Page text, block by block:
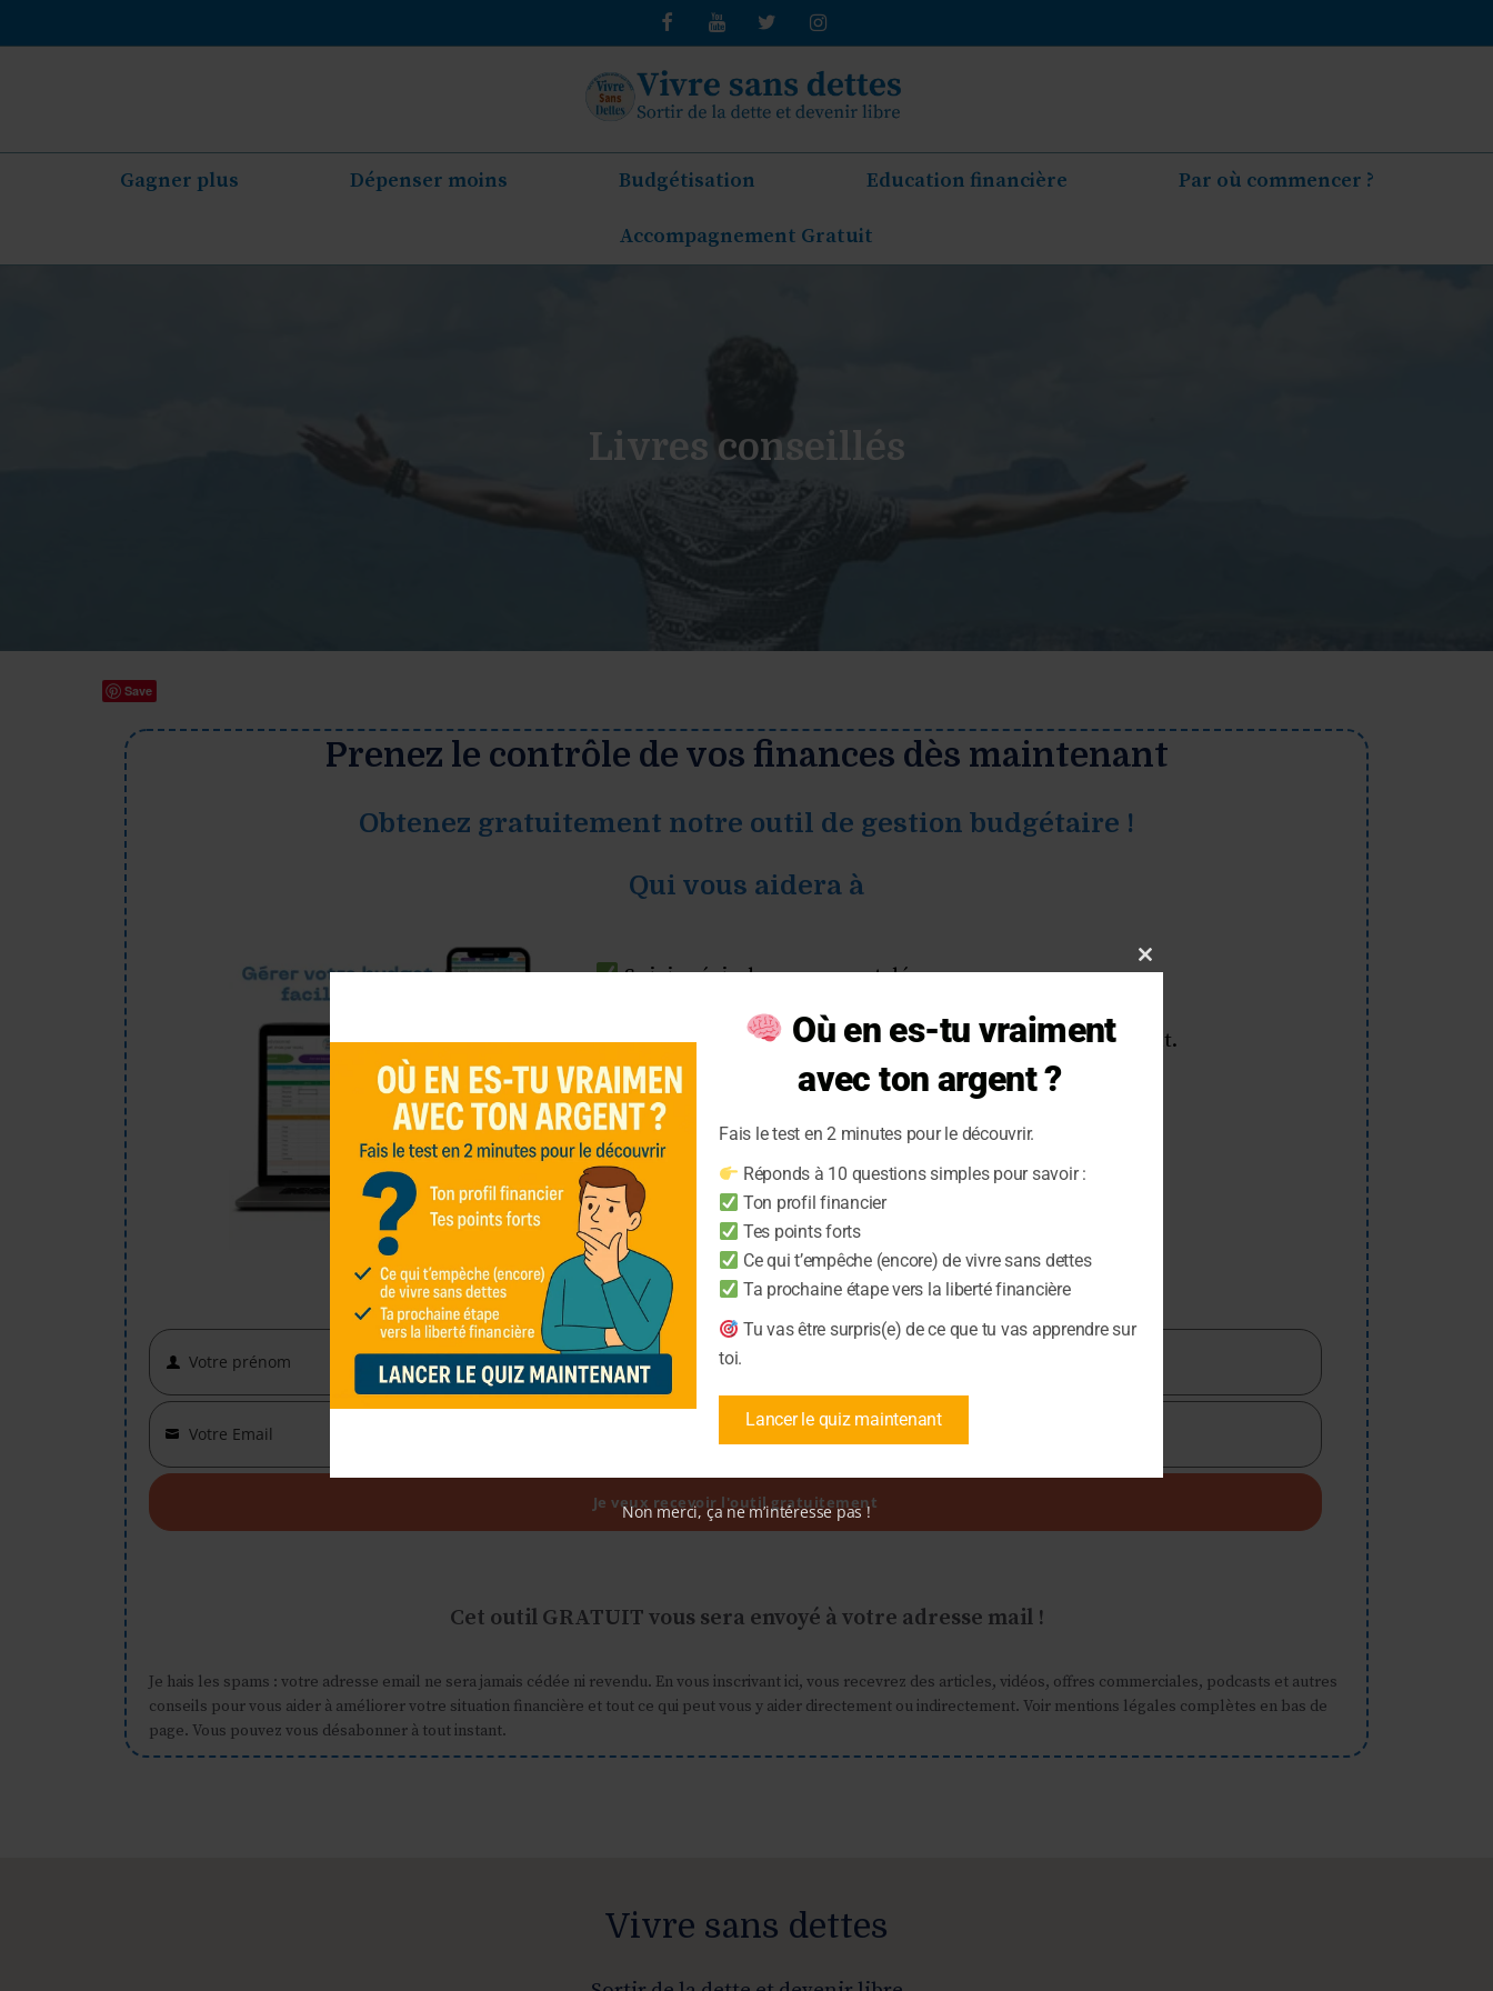
au
Gagner plus Dépenser moins Budgétisation Education financière Par où commencer ?
Accompagnement Gratuit
Livres conseillés
Save
Prenez le contrôle de vos finances dès maintenant
Obtenez gratuitement notre outil de gestion budgétaire !
Qui vous aidera à
Suivi précis des revenus et dépenses.
Planification intelligente pour économiser efficacement.
Contrôle total sur votre situation financière.
First
Name
Votre prénom
Your
email
Votre Email
Je veux recevoir l'outil gratuitement
Cet outil GRATUIT vous sera envoyé à votre adresse mail !
Je hais les spams : votre adresse email ne sera jamais cédée ni revendu. En vous inscrivant ici, vous recevrez des articles, vidéos, offres commerciales, podcasts et autres
conseils pour vous aider à améliorer votre situation financière et tout ce qui peut vous y aider directement ou indirectement. Voir mentions légales complètes en bas de
page. Vous pouvez vous désabonner à tout instant.
Vivre sans dettes
Close
module
Où en es-tu vraiment
avec ton argent ?
Fais le test en 2 minutes pour le découvrir.
Réponds à 10 questions simples pour savoir :
Ton profil financier
Tes points forts
Ce qui t’empêche (encore) de vivre sans dettes
Ta prochaine étape vers la liberté financière
Tu vas être surpris(e) de ce que tu vas apprendre sur
toi.
Lancer le quiz maintenant
Non merci, ça ne m’intéresse pas !